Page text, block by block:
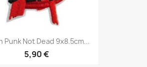
Punk Not Dead 9x8.5cm...
5,90 €